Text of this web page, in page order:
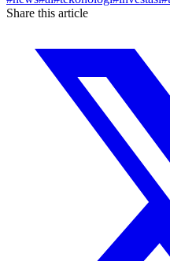
Share this article